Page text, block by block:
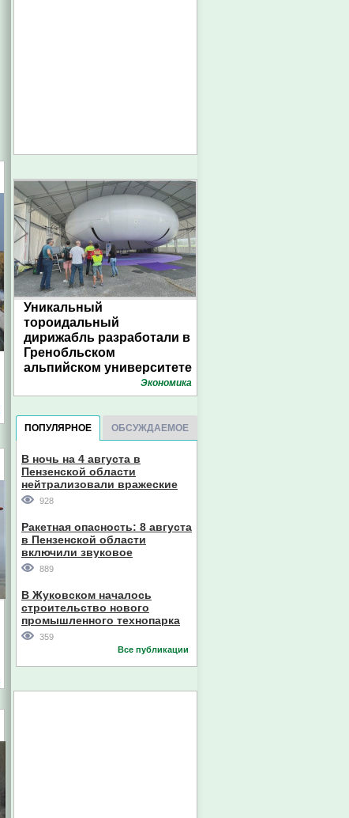
Уникальный
тороидальный
дирижабль разработали в
Гренобльском
альпийском университете
Экономика
ПОПУЛЯРНОЕ ОБСУЖДАЕМОЕ
В ночь на 4 августа в
Пензенской области
нейтрализовали вражеские
дроны
928
Ракетная опасность: 8 августа
в Пензенской области
включили звуковое
оповещение
889
В Жуковском началось
строительство нового
промышленного технопарка
359
Все публикации